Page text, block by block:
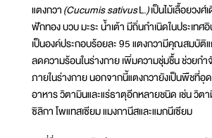
แตงกวา(Cucumis sativusL.)เป็นไม้เลื้อยวงศ์
ฟักทอง บวบ มะระ น้ำเต้า มีถิ่นกำเนิดในประเทศ
เป็นองค์ประกอบร้อยละ 95 แตงกวามีคุณสมบัติ
ลดความร้อนในร่างกาย เพิ่มความชุ่มชื้น ช่วยก
ภายในร่างกาย นอกจากนี้แตงกวายังเป็นพืชที่อุ
อาหาร วิตามินและแร่ธาตุอีกหลายชนิด เช่น วิต
ซิลิกา โพแทสเซียม แมงกานีสและแมกนีเซียม